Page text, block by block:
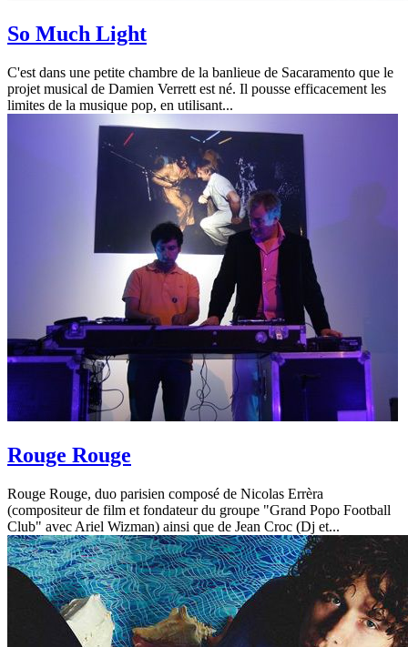
So Much Light
C'est dans une petite chambre de la banlieue de Sacaramento que le
projet musical de Damien Verrett est né. Il pousse efficacement les
limites de la musique pop, en utilisant...
Rouge Rouge
Rouge Rouge, duo parisien composé de Nicolas Errèra
(compositeur de film et fondateur du groupe "Grand Popo Football
Club" avec Ariel Wizman) ainsi que de Jean Croc (Dj et...